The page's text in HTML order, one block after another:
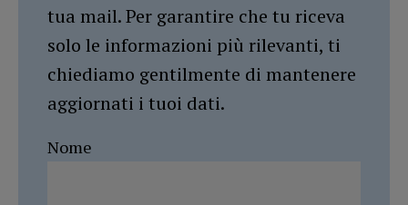
tua mail. Per garantire che tu riceva
solo le informazioni più rilevanti, ti
chiediamo gentilmente di mantenere
aggiornati i tuoi dati.
Nome